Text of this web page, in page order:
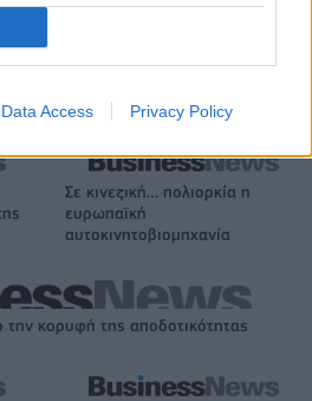
Data Access Privacy Policy
εισφορών ΕΔΟΕΑΠ
Σε κινεζική… πολιορκία η
ευρωπαϊκή
αυτοκινητοβιομηχανία
κορυφή της αποδοτικότητας